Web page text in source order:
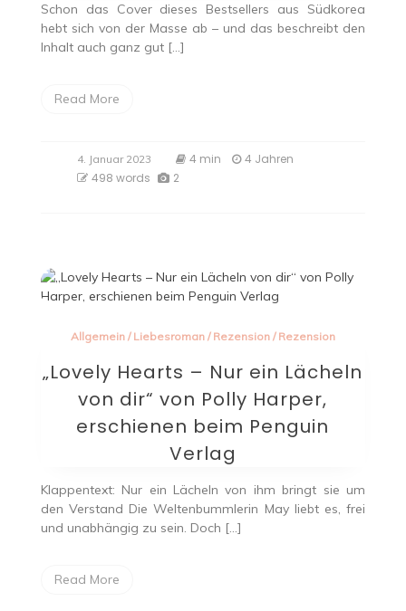
Schon das Cover dieses Bestsellers aus Südkorea
hebt sich von der Masse ab – und das beschreibt den
Inhalt auch ganz gut […]
Read More
4. Januar 2023 4 min
4 Jahren
498 words
2
Allgemein/ Liebesroman/ Rezension/ Rezension
„Lovely Hearts – Nur ein Lächeln
von dir“ von Polly Harper,
erschienen beim Penguin
Verlag
Klappentext: Nur ein Lächeln von ihm bringt sie um
den Verstand Die Weltenbummlerin May liebt es, frei
und unabhängig zu sein. Doch […]
Read More